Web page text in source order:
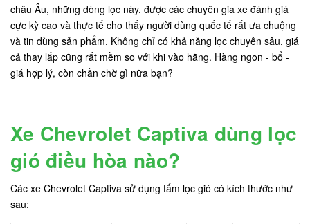
châu Âu, những dòng lọc này. được các chuyên gia xe đánh giá
cực kỳ cao và thực tế cho thấy người dùng quốc tế rất ưa chuộng
và tin dùng sản phẩm. Không chỉ có khả năng lọc chuyên sâu, giá
cả thay lắp cũng rất mềm so với khi vào hãng. Hàng ngon - bổ -
giá hợp lý, còn chần chờ gì nữa bạn?
Xe Chevrolet Captiva dùng lọc
gió điều hòa nào?
Các xe Chevrolet Captiva sử dụng tấm lọc gió có kích thước như
sau: